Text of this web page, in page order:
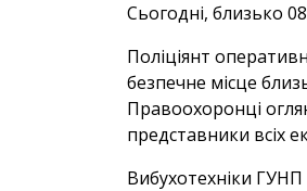
Сьогодні, близько
Поліціянт
безпечне місце
Правоохоронці
представники всіх
Вибухотехніки ГУНП